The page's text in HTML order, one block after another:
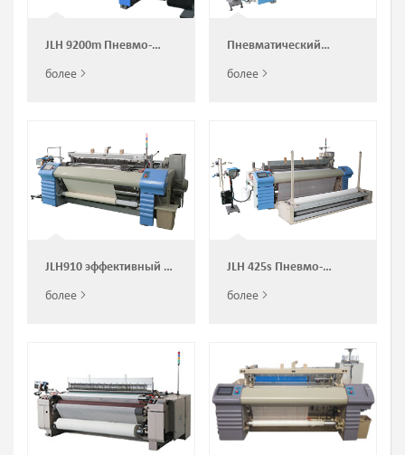
JLH 9200m Пневмо-
производства хровой
более
Пневматический
Китайского
более
JLH910 эффективный и
станок с воздушной
более
JLH 425s Пневмо-
производства марли.
более